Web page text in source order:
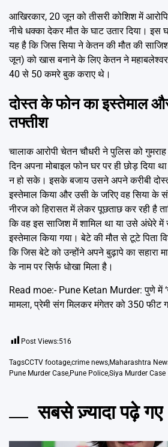
आखिरकार, 20 जून को तीसरी कोशिश में
नीचे धक्का देकर मौत के घाट उतार दिया। इस
यह है कि जिस सिया ने केतन की मौत की
जून) को खास बनाने के लिए केतन ने महाबलेश्वर
40 से 50 कमरे बुक कराए थे।
दोस्त के फोन का इस्तेमाल
तफ्तीश
चालाक आरोपी चेतन चौधरी ने पुलिस को
दिन अपना मोबाइल फोन घर पर ही छोड़ दिया
न हो सके। इसके बजाय उसने अपने करीबी
इस्तेमाल किया और उसी के जरिए वह सिया के
नीरज को हिरासत में लेकर पूछताछ कर रही है
कि वह इस साजिश में शामिल था या उसे अंधेरे
इस्तेमाल किया गया। बेटे की मौत से टूटे पिता
कि जिस बेटे को उन्होंने अपने बुढ़ापे का सहारा
के नाम पर सिर्फ धोखा मिला है।
Read moe:- Pune Ketan Murder: पुणे में
मामला, प्रेमी संग मिलकर मंगेतर को 350 फीट
Post Views:516
TagsCCTV footage,crime news,Maharashtra
Pune Murder Case,Pune Police,Siya Murder Case
सबसे ज़्यादा पढ़े गए